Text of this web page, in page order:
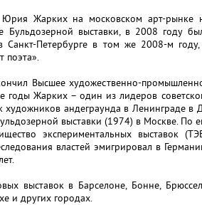
Юрия Жарких на московском арт-рынке
Бульдозерной выставки, в 2008 году
Санкт-Петербурге в том же 2008-м
поэта».
Высшее художественно-
Жарких – один из лидеров
художников андеграунда в Ленинграде в
выставки (1974) в Москве. По
экспериментальных выставок
властей эмигрировал в
выставок в Барселоне, Бонне,
и других городах.